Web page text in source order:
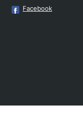
Facebook